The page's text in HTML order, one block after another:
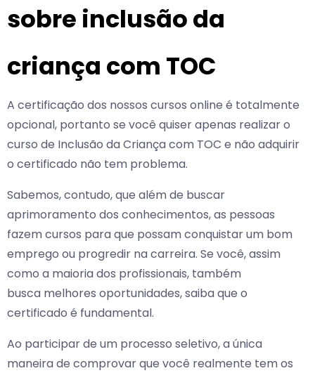
sobre inclusão da
criança com TOC
A certificação dos nossos cursos online é totalmente
opcional, portanto se você quiser apenas realizar o
curso de Inclusão da Criança com TOC e não adquirir
o certificado não tem problema.
Sabemos, contudo, que além de buscar
aprimoramento dos conhecimentos, as pessoas
fazem cursos para que possam conquistar um bom
emprego ou progredir na carreira. Se você, assim
como a maioria dos profissionais, também
busca melhores oportunidades, saiba que o
certificado é fundamental.
Ao participar de um processo seletivo, a única
maneira de comprovar que você realmente tem os